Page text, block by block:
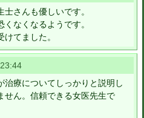
さんも優しいです。
なくなるようです。
てました。
療についてしっかりと説明し
せん。信頼できる女医先生で